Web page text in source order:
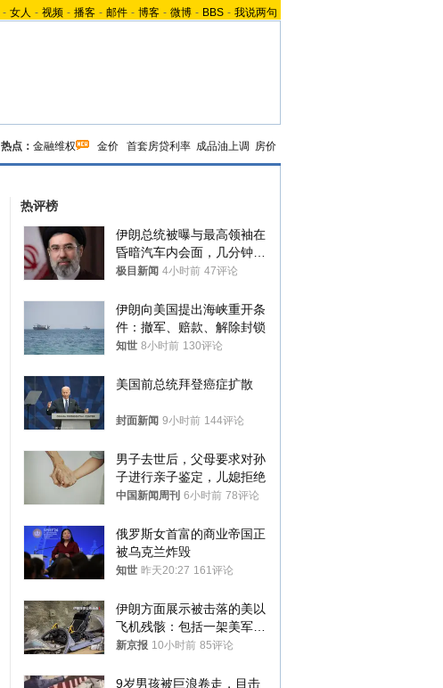
- 女人 - 视频 - 播客 - 邮件 - 博客 - 微博 - BBS - 我说两句
热点： 金融维权 金价 首套房贷利率 成品油上调 房价
热评榜
伊朗总统被曝与最高领袖在
昏暗汽车内会面，几分钟里
只能靠声音交谈难辨真假
极目新闻 4小时前 47评论
伊朗向美国提出海峡重开条
件：撤军、赔款、解除封锁
知世 8小时前 130评论
美国前总统拜登癌症扩散
封面新闻 9小时前 144评论
男子去世后，父母要求对孙
子进行亲子鉴定，儿媳拒绝
中国新闻周刊 6小时前 78评论
俄罗斯女首富的商业帝国正
被乌克兰炸毁
知世 昨天20:27 161评论
伊朗方面展示被击落的美以
飞机残骸：包括一架美军F-
15战斗机残骸以及多架无人
新京报 10小时前 85评论
9岁男孩被巨浪卷走，目击